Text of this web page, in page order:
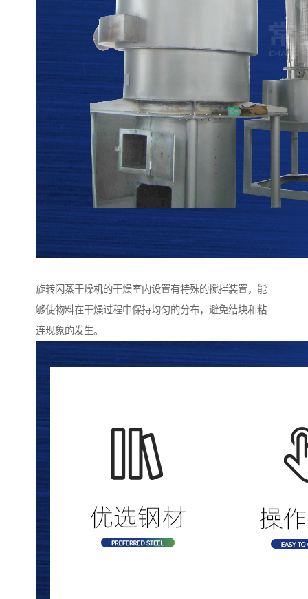
旋转闪蒸干燥机的干燥室内设置有特殊的搅拌装置，能
够使物料在干燥过程中保持均匀的分布，避免结块和粘
连现象的发生。